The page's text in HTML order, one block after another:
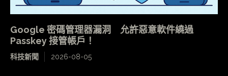
Google 密碼管理器漏洞 允許惡意軟件繞過
Passkey 接管帳戶！
科技新聞 2026-08-05